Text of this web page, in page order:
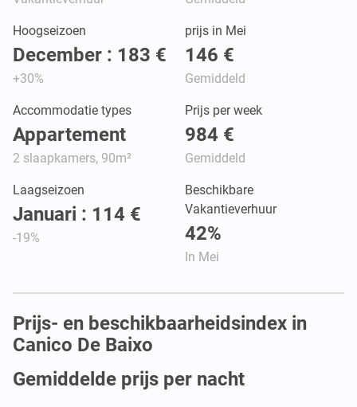
Hoogseizoen
December : 183 €
+30%
prijs in Mei
146 €
Gemiddeld
Accommodatie types
Appartement
2 slaapkamers, 90m²
Prijs per week
984 €
Gemiddeld
Laagseizoen
Januari : 114 €
-19%
Beschikbare
Vakantieverhuur
42%
In Mei
Prijs- en beschikbaarheidsindex in
Canico De Baixo
Gemiddelde prijs per nacht